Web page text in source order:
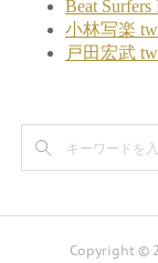
Copyright ©